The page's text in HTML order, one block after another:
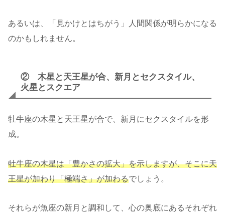
あるいは、「見かけとはちがう」人間関係が明らかになる
のかもしれません。
② 木星と天王星が合、新月とセクスタイル、
火星とスクエア
牡牛座の木星と天王星が合で、新月にセクスタイルを形
成。
牡牛座の木星は「豊かさの拡大」を示しますが、そこに天
王星が加わり「極端さ」が加わるでしょう。
それらが魚座の新月と調和して、心の奥底にあるそれぞれ